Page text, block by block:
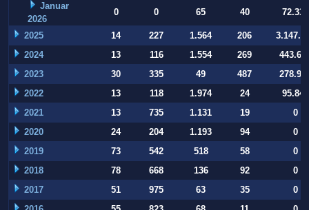
Januar
2026
0 0 65 40 72.332
2025 14 227 1.564 206
2024
13 116 1.554 269
2023
30 335 49 487
2022
13 118 1.974 24
95.847
2021
13 735 1.131 19
0
2020
24 204 1.193 94
0
2019
73 542 518 58
0
2018
78 668 136 92
0
2017
51 975 63 35
0